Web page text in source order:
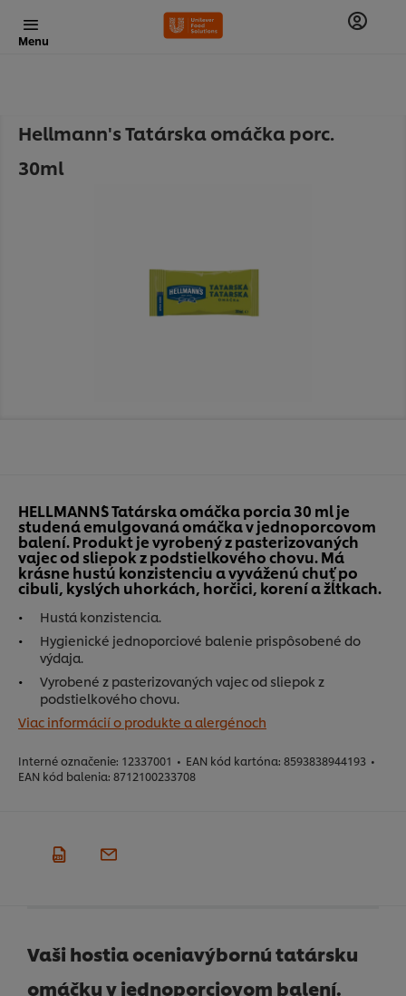
Menu
Hellmann's Tatárska omáčka porc.
30ml
HELLMANN´S Tatárska omáčka porcia 30 ml je
studená emulgovaná omáčka v jednoporcovom
balení. Produkt je vyrobený z pasterizovaných
vajec od sliepok z podstielkového chovu. Má
krásne hustú konzistenciu a vyváženú chuť po
cibuli, kyslých uhorkách, horčici, korení a žĺtkach.
Hustá konzistencia.
Hygienické jednoporciové balenie prispôsobené do
výdaja.
Vyrobené z pasterizovaných vajec od sliepok z
podstielkového chovu.
Viac informácií o produkte a alergénoch
Interné označenie: 12337001 • EAN kód kartóna: 8593838944193 •
EAN kód balenia: 8712100233708
Vaši hostia oceniavýbornú tatársku
omáčku v jednoporciovom balení.